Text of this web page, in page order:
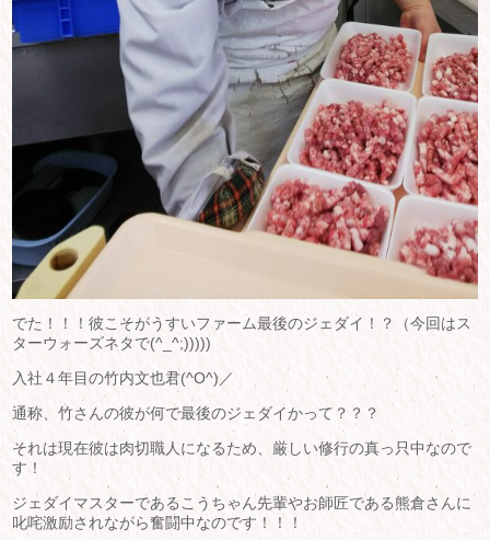
でた！！！彼こそがうすいファーム最後のジェダイ！？（今回はス
ターウォーズネタで(^_^;)))))
入社４年目の竹内文也君(^O^)／
通称、竹さんの彼が何で最後のジェダイかって？？？
それは現在彼は肉切職人になるため、厳しい修行の真っ只中なので
す！
ジェダイマスターであるこうちゃん先輩やお師匠である熊倉さんに
叱咤激励されながら奮闘中なのです！！！